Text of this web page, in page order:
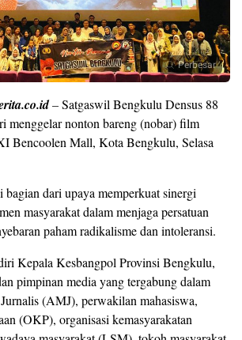
Perbesar
–Satgaswil Bengkulu Densus 88
menggelar nonton bareng (nobar) film
Bencoolen Mall, Kota Bengkulu, Selasa
dari upaya memperkuat sinergi
masyarakat dalam menjaga persatuan
paham radikalisme dan intoleransi.
Kepala Kesbangpol Provinsi Bengkulu,
pimpinan media yang tergabung dalam
(AMJ), perwakilan mahasiswa,
(OKP), organisasi kemasyarakatan